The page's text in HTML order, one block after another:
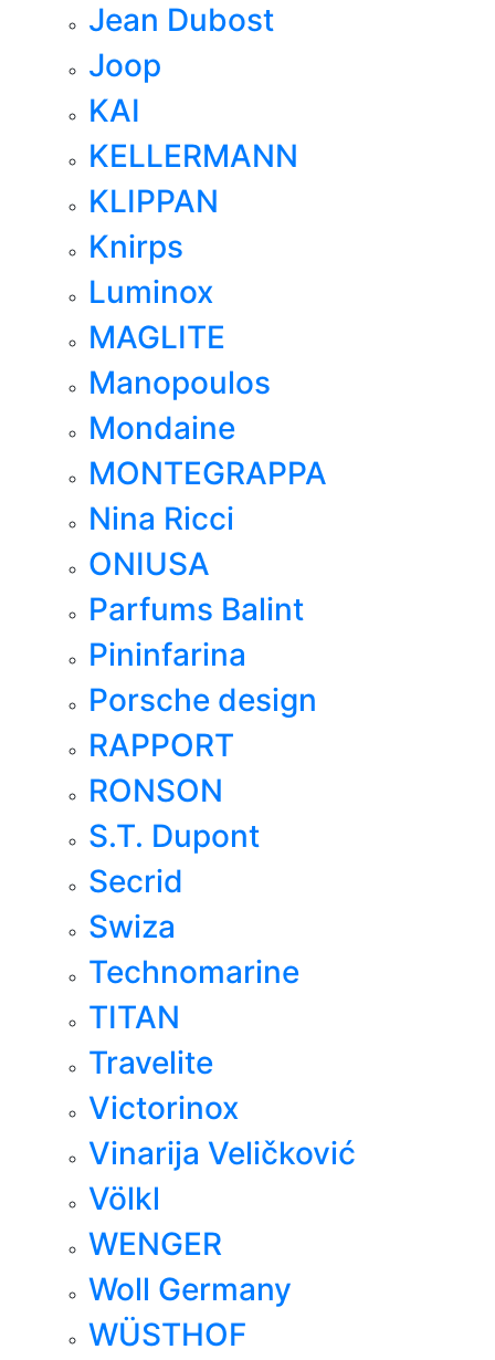
Jean Dubost
Joop
KAI
KELLERMANN
KLIPPAN
Knirps
Luminox
MAGLITE
Manopoulos
Mondaine
MONTEGRAPPA
Nina Ricci
ONIUSA
Parfums Balint
Pininfarina
Porsche design
RAPPORT
RONSON
S.T. Dupont
Secrid
Swiza
Technomarine
TITAN
Travelite
Victorinox
Vinarija Veličković
Völkl
WENGER
Woll Germany
WÜSTHOF